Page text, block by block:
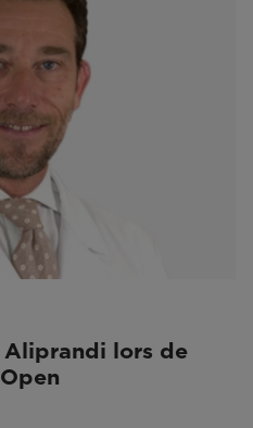
Aliprandi lors de